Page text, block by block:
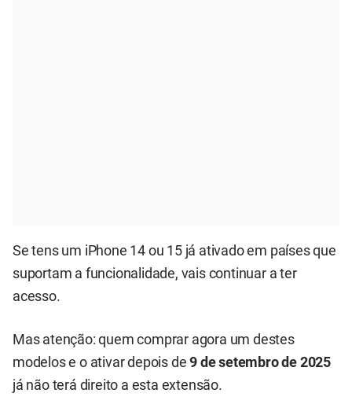
Se tens um iPhone 14 ou 15 já ativado em países que
suportam a funcionalidade, vais continuar a ter
acesso.
Mas atenção: quem comprar agora um destes
modelos e o ativar depois de9 de setembro de 2025
já não terá direito a esta extensão.